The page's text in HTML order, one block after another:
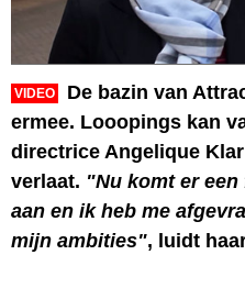
VIDEO
De bazin van
ermee. Looopings kan
directrice Angelique
verlaat. "Nu komt er
aan en ik heb me
mijn ambities", luidt